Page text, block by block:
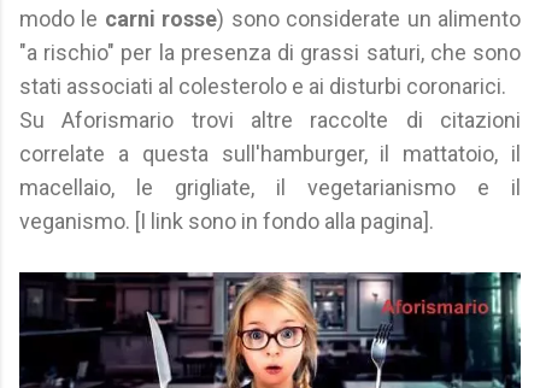
modo le carni rosse) sono considerate un alimento
"a rischio" per la presenza di grassi saturi, che sono
stati associati al colesterolo e ai disturbi coronarici.
Su Aforismario trovi altre raccolte di citazioni
correlate a questa sull'hamburger, il mattatoio, il
macellaio, le grigliate, il vegetarianismo e il
veganismo. [I link sono in fondo alla pagina].